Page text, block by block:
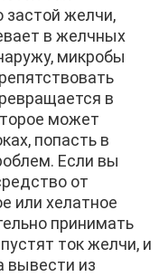
застой желчи,
в желчных
микробы
в
может
попасть в
Если вы
от
или хелатное
принимать
ток желчи, и
вывести из